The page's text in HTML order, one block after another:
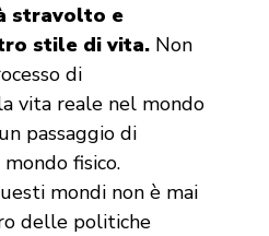
stravolto e
stile di vita.Non
di
vita reale nel mondo
passaggio di
fisico.
mondi non è mai
delle politiche